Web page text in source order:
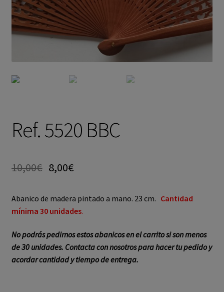
Mi cuenta
Ref. 5520 BBC
10,00€ 8,00€
Abanico de madera pintado a mano. 23 cm. Cantidad
mínima 30 unidades.
No podrás pedirnos estos abanicos en el carrito si son menos
de 30 unidades. Contacta con nosotros para hacer tu pedido y
acordar cantidad y tiempo de entrega.